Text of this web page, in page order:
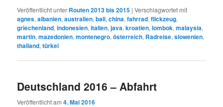
Veröffentlicht unter Routen 2013 bis 2015 |Verschlagwortet mit
agnes,albanien,australien,bali,china,fahrrad,flickzeug,
griechenland,indonesien,italien,java,kroatien,lombok,malaysia,
martin,mazedonien,montenegro,österreich, Radreise,slowenien,
thailand,türkei
Deutschland 2016 – Abfahrt
Veröffentlicht am4. Mai 2016